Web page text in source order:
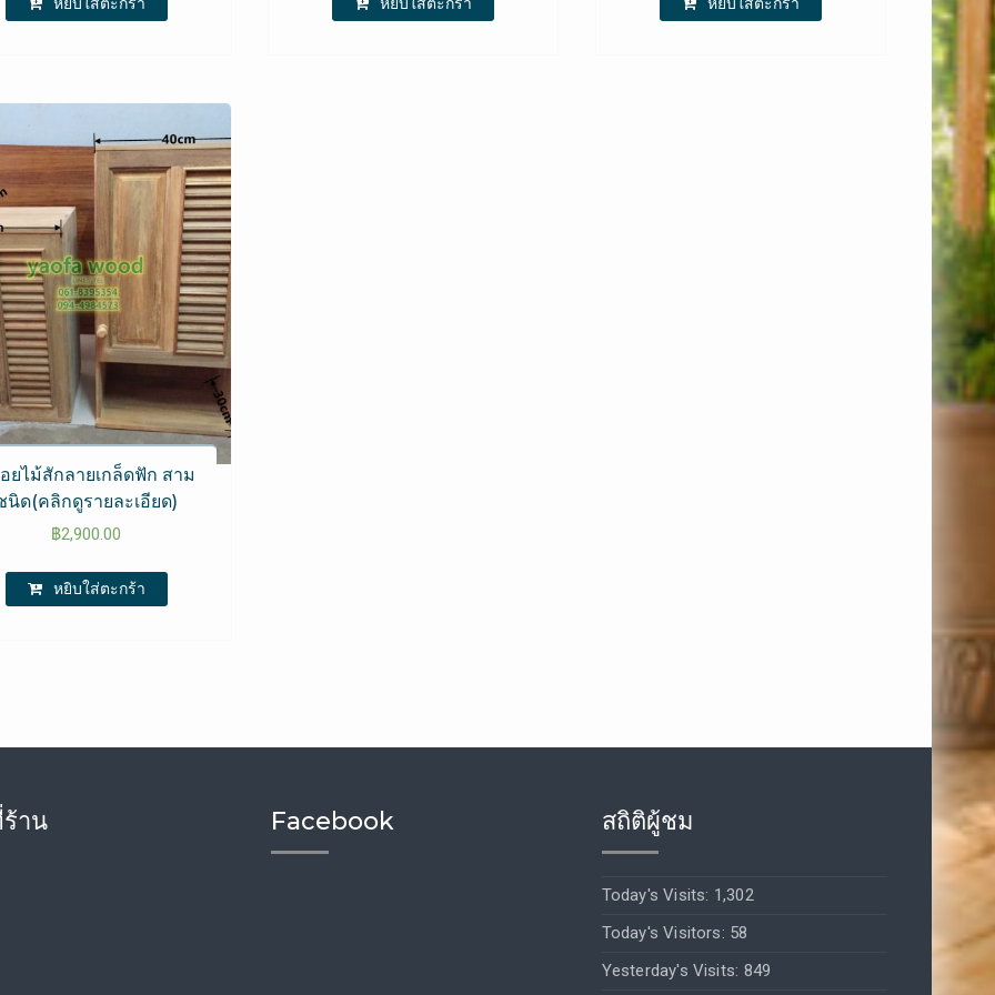
ยไม้สักลายเกล็ดฟัก สาม
นิด(คลิกดูรายละเอียด)
฿2,900.00
หยิบใส่ตะกร้า
าน Facebook สถิติผู้ชม
Today's Visits: 1,302
Today's Visitors: 58
Yesterday's Visits: 849